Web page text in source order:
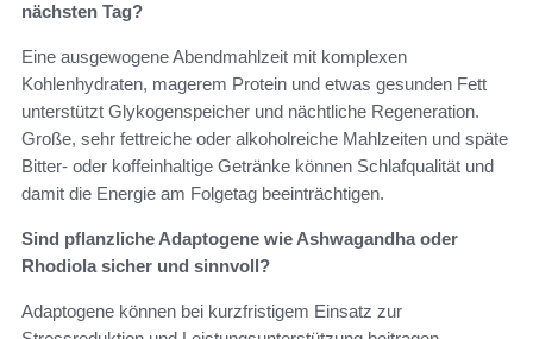
nächsten Tag?
Eine ausgewogene Abendmahlzeit mit komplexen
Kohlenhydraten, magerem Protein und etwas gesunden Fett
unterstützt Glykogenspeicher und nächtliche Regeneration.
Große, sehr fettreiche oder alkoholreiche Mahlzeiten und späte
Bitter‑ oder koffeinhaltige Getränke können Schlafqualität und
damit die Energie am Folgetag beeinträchtigen.
Sind pflanzliche Adaptogene wie Ashwagandha oder
Rhodiola sicher und sinnvoll?
Adaptogene können bei kurzfristigem Einsatz zur